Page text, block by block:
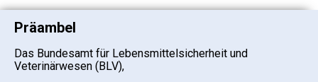
Präambel
Das Bundesamt für Lebensmittelsicherheit und
Veterinärwesen (BLV),